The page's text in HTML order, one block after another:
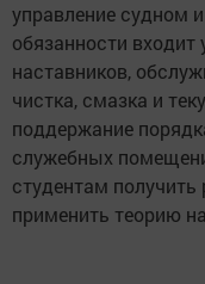
управление судном
обязанности
наставников,
чистка, смазка и
поддержание
служебных
студентам
применить теорию